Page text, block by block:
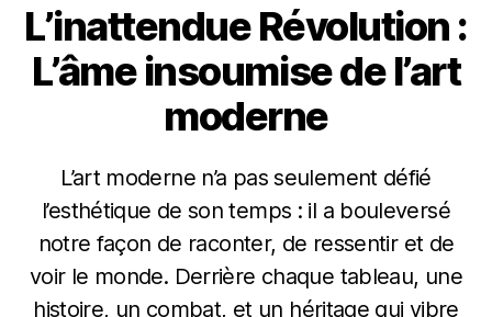
L’inattendue Révolution :
L’âme insoumise de l’art
moderne
L’art moderne n’a pas seulement défié
l’esthétique de son temps : il a bouleversé
notre façon de raconter, de ressentir et de
voir le monde. Derrière chaque tableau, une
histoire, un combat, et un héritage qui vibre